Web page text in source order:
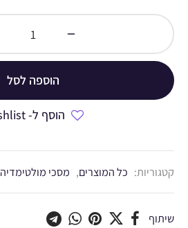
הוספה לסל
הוסף ל- Wishlist
קטגוריות: כל המוצרים, מסכי מולטימדיה
שיתוף